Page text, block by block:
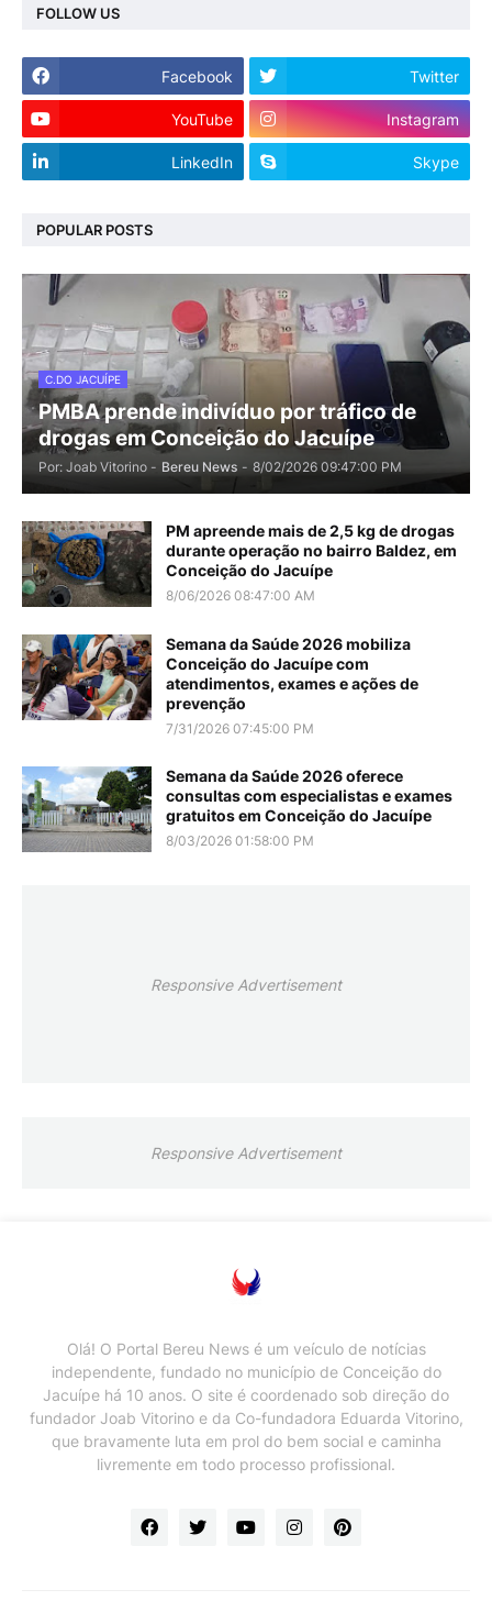
FOLLOW US
Facebook Twitter
YouTube Instagram
LinkedIn Skype
POPULAR POSTS
C.DO JACUÍPE
PMBA prende indivíduo por tráfico de
drogas em Conceição do Jacuípe
Por: Joab Vitorino - Bereu News - 8/02/2026 09:47:00 PM
PM apreende mais de 2,5 kg de drogas
durante operação no bairro Baldez, em
Conceição do Jacuípe
8/06/2026 08:47:00 AM
Semana da Saúde 2026 mobiliza
Conceição do Jacuípe com
atendimentos, exames e ações de
prevenção
7/31/2026 07:45:00 PM
Semana da Saúde 2026 oferece
consultas com especialistas e exames
gratuitos em Conceição do Jacuípe
8/03/2026 01:58:00 PM
Responsive Advertisement
Responsive Advertisement
Olá! O Portal Bereu News é um veículo de notícias
independente, fundado no município de Conceição do
Jacuípe há 10 anos. O site é coordenado sob direção do
fundador Joab Vitorino e da Co-fundadora Eduarda Vitorino,
que bravamente luta em prol do bem social e caminha
livremente em todo processo profissional.